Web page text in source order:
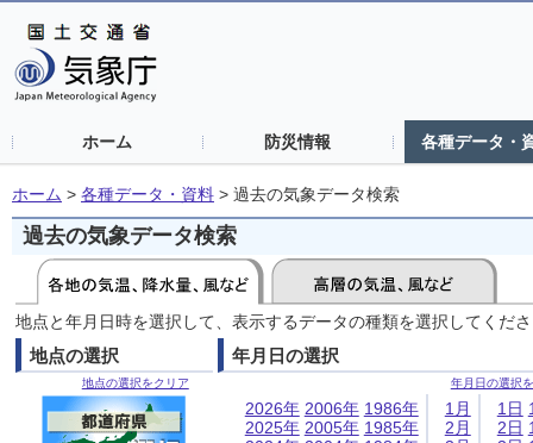
ホーム 防災情報 各種データ・
ホーム > 各種データ・資料 > 過去の気象データ検索
過去の気象データ検索
地点と年月日時を選択して、表示するデータの種類を選択してくだ
地点の選択
地点の選択をクリア
年月日の選択
年月日の選択
2026年
2025年
2006年
2005年
1986年
1985年
1月
2月
1日
2日